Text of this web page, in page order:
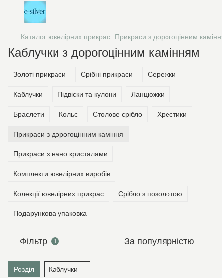
Каталог ювелірних прикрас Прикраси з дорогоцінним
Каблучки з дорогоцінним камінням
Золоті прикраси Срібні прикраси Сережки
Каблучки Підвіски та кулони Ланцюжки
Браслети Кольє Столове срібло Хрестики
Прикраси з дорогоцінним каміння
Прикраси з нано кристалами
Комплекти ювелірних виробів
Колекції ювелірних прикрас Срібло з позолотою
Подарункова упаковка
Фільтр 1 За популярністю
Розділ Каблучки